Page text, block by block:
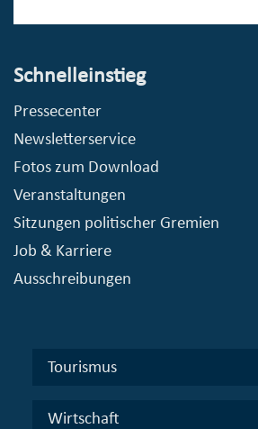
Schnelleinstieg
Pressecenter
Newsletterservice
Fotos zum Download
Veranstaltungen
Sitzungen politischer Gremien
Job & Karriere
Ausschreibungen
Tourismus
Wirtschaft